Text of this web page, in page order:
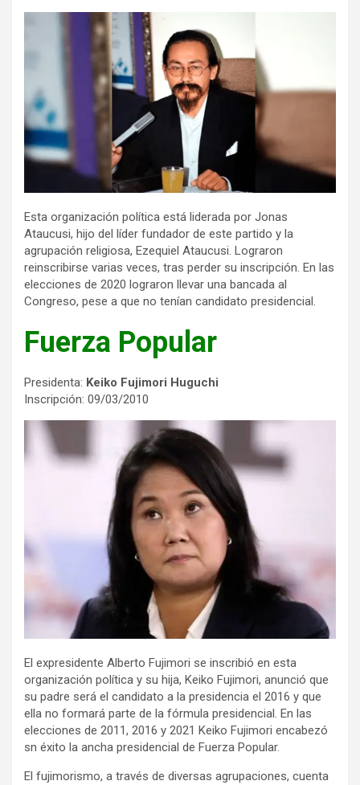
Esta organización política está liderada por Jonas
Ataucusi, hijo del líder fundador de este partido y la
agrupación religiosa, Ezequiel Ataucusi. Lograron
reinscribirse varias veces, tras perder su inscripción. En las
elecciones de 2020 lograron llevar una bancada al
Congreso, pese a que no tenían candidato presidencial.
Fuerza Popular
Presidenta: Keiko Fujimori Huguchi
Inscripción: 09/03/2010
El expresidente Alberto Fujimori se inscribió en esta
organización política y su hija, Keiko Fujimori, anunció que
su padre será el candidato a la presidencia el 2016 y que
ella no formará parte de la fórmula presidencial. En las
elecciones de 2011, 2016 y 2021 Keiko Fujimori encabezó
sn éxito la ancha presidencial de Fuerza Popular.
El fujimorismo, a través de diversas agrupaciones, cuenta